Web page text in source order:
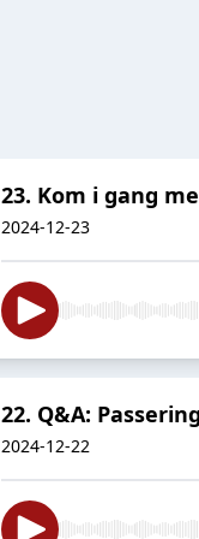
23. Kom i gang
2024-12-23
22. Q&A:
2024-12-22